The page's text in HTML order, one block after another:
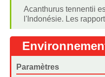
Acanthurus tennentii
l'Indonésie. Les
Paramètres